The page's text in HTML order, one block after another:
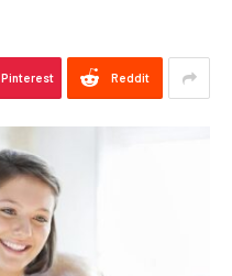
Pinterest Reddit